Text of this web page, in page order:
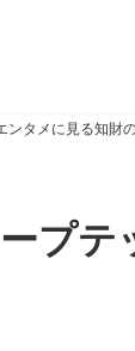
ンタメに見る知財
プテ